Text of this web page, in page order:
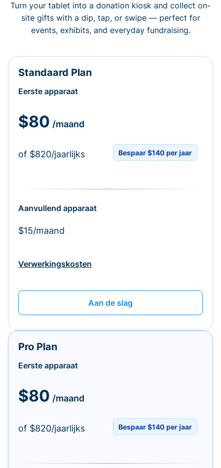
Turn your tablet into a donation kiosk and collect on-
site gifts with a dip, tap, or swipe — perfect for
events, exhibits, and everyday fundraising.
Standaard Plan
Eerste apparaat
$80 /maand
of $820/jaarlijks Bespaar $140 per jaar
Aanvullend apparaat
$15/maand
Verwerkingskosten
Aan de slag
Pro Plan
Eerste apparaat
$80 /maand
of $820/jaarlijks Bespaar $140 per jaar